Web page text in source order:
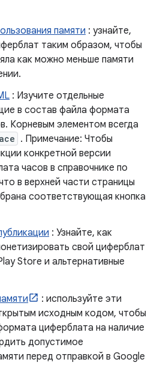
памяти : узнайте,
таким образом, чтобы
как можно меньше памяти
: Изучите отдельные
в состав файла формата
Корневым элементом всегда
. Примечание: Чтобы
конкретной версии
часов в справочнике по
в верхней части страницы
соответствующая кнопка
: Узнайте, как
свой циферблат
Store и альтернативные
: используйте эти
исходным кодом, чтобы
циферблата на наличие
допустимое
перед отправкой в ​​Google